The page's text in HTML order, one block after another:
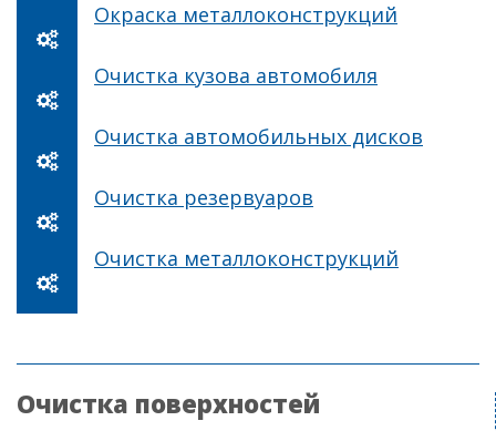
Окраска металлоконструкций
Очистка кузова автомобиля
Очистка автомобильных дисков
Очистка резервуаров
Очистка металлоконструкций
Очистка поверхностей